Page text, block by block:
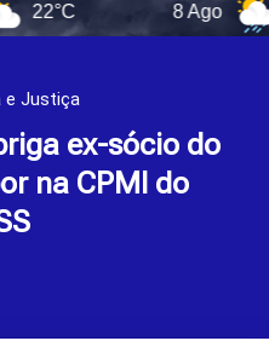
e Justiça
ex-sócio do
na CPMI do